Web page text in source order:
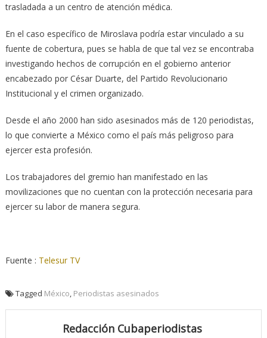
trasladada a un centro de atención médica.
En el caso específico de Miroslava podría estar vinculado a su
fuente de cobertura, pues se habla de que tal vez se encontraba
investigando hechos de corrupción en el gobierno anterior
encabezado por César Duarte, del Partido Revolucionario
Institucional y el crimen organizado.
Desde el año 2000 han sido asesinados más de 120 periodistas,
lo que convierte a México como el país más peligroso para
ejercer esta profesión.
Los trabajadores del gremio han manifestado en las
movilizaciones que no cuentan con la protección necesaria para
ejercer su labor de manera segura.
Fuente : Telesur TV
Tagged México, Periodistas asesinados
Redacción Cubaperiodistas